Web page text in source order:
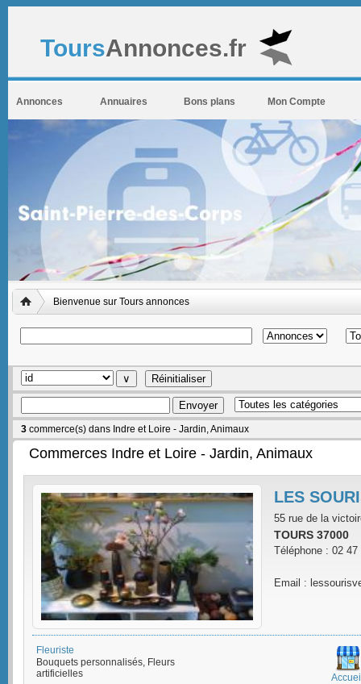
ToursAnnonces.fr
Annonces Annuaires Bons plans Mon Compte
Bienvenue sur Tours annonces
3 commerce(s) dans Indre et Loire - Jardin, Animaux
Commerces Indre et Loire - Jardin, Animaux
LES
55 rue de la
TOURS 37000
Téléphone : 02 47
Email :
Fleuriste
Bouquets personnalisés, Fleurs
artificielles